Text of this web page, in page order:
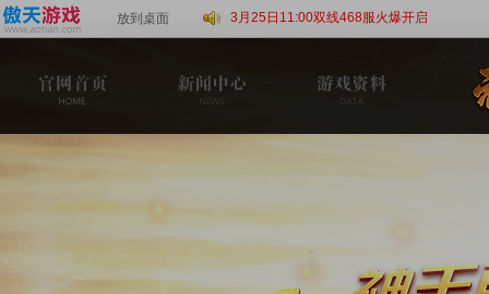
放到桌面 3月25日11:00双线468服火爆开启